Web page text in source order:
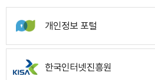
개인정보 포털
한국인터넷진흥원